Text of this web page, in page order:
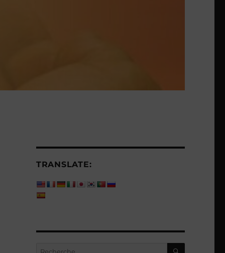
TRANSLATE:
Recherche